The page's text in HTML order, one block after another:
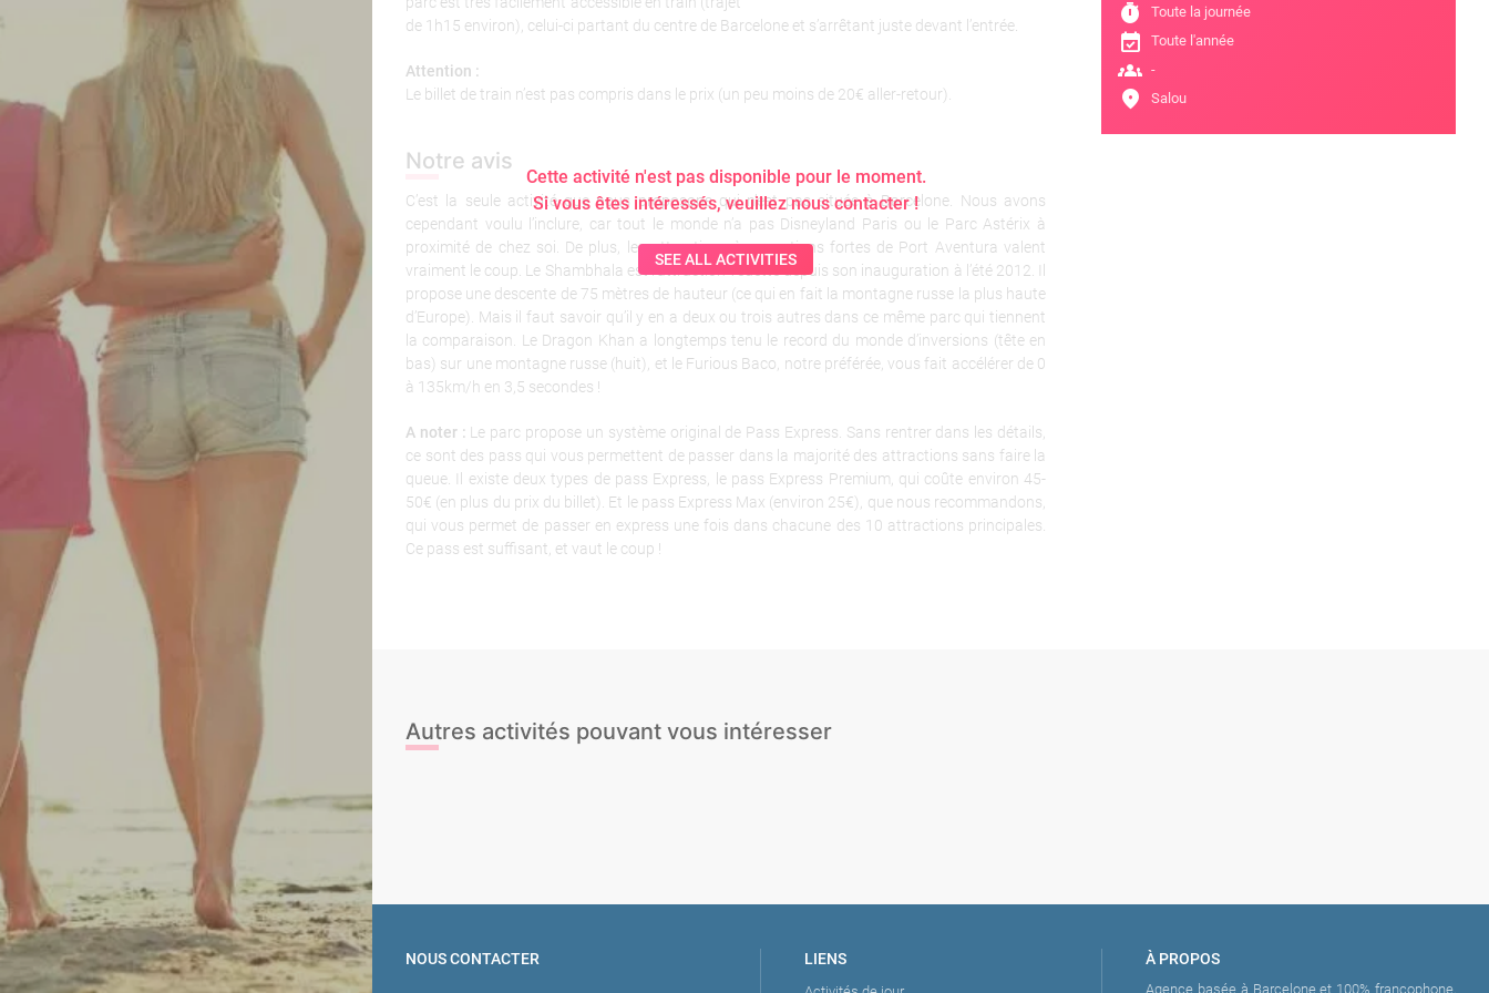
timer Toute la journée
event_available Toute l'année
groups -
location_on Salou
Cette activité n'est pas disponible pour le moment.
Si vous êtes intéressés, veuillez nous contacter !
SEE ALL ACTIVITIES
de 1h15 environ), celui-ci partant du centre de Barcelone et s’arrêtant juste devant l’entrée.
Attention :
Le billet de train n’est pas compris dans le prix (un peu moins de 20€ aller-retour).
Notre avis
C’est la seule activité que nous proposons qui n’est pas située à Barcelone. Nous avons
cependant voulu l’inclure, car tout le monde n’a pas Disneyland Paris ou le Parc Astérix à
proximité de chez soi. De plus, les attractions à sensations fortes de Port Aventura valent
vraiment le coup. Le Shambhala est l’attraction vedette depuis son inauguration à l’été 2012. Il
propose une descente de 75 mètres de hauteur (ce qui en fait la montagne russe la plus haute
d’Europe). Mais il faut savoir qu’il y en a deux ou trois autres dans ce même parc qui tiennent
la comparaison. Le Dragon Khan a longtemps tenu le record du monde d’inversions (tête en
bas) sur une montagne russe (huit), et le Furious Baco, notre préférée, vous fait accélérer de 0
à 135km/h en 3,5 secondes !
A noter : Le parc propose un système original de Pass Express. Sans rentrer dans les détails,
ce sont des pass qui vous permettent de passer dans la majorité des attractions sans faire la
queue. Il existe deux types de pass Express, le pass Express Premium, qui coûte environ 45-
50€ (en plus du prix du billet). Et le pass Express Max (environ 25€), que nous recommandons,
qui vous permet de passer en express une fois dans chacune des 10 attractions principales.
Ce pass est suffisant, et vaut le coup !
Autres activités pouvant vous intéresser
NOUS CONTACTER LIENS À PROPOS
Agence basée à Barcelone et 100% francophone,